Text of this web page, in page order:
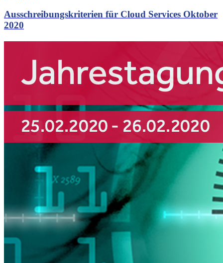
Ausschreibungskriterien für Cloud Services Oktober
2020